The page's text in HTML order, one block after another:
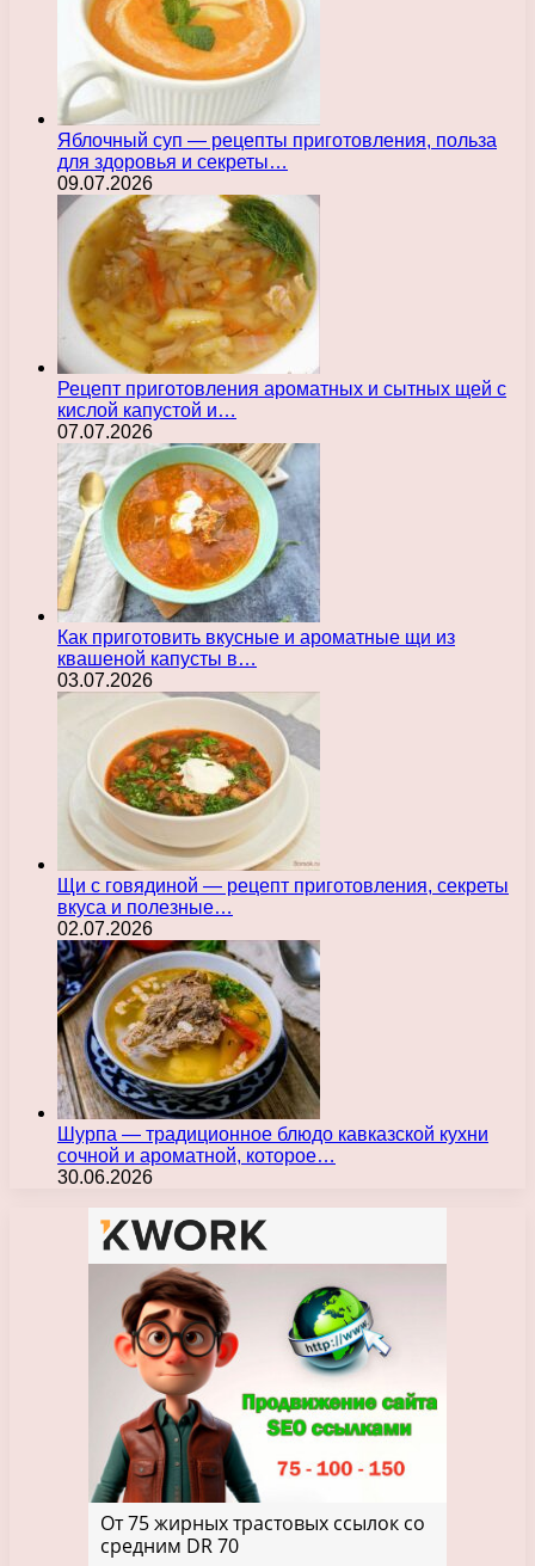
Яблочный суп — рецепты приготовления, польза
для здоровья и секреты…
09.07.2026
Рецепт приготовления ароматных и сытных щей с
кислой капустой и…
07.07.2026
Как приготовить вкусные и ароматные щи из
квашеной капусты в…
03.07.2026
Щи с говядиной — рецепт приготовления, секреты
вкуса и полезные…
02.07.2026
Шурпа — традиционное блюдо кавказской кухни
сочной и ароматной, которое…
30.06.2026